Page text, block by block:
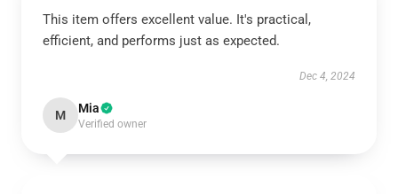
This item offers excellent value. It's practical,
efficient, and performs just as expected.
Dec 4, 2024
M Mia
Verified owner